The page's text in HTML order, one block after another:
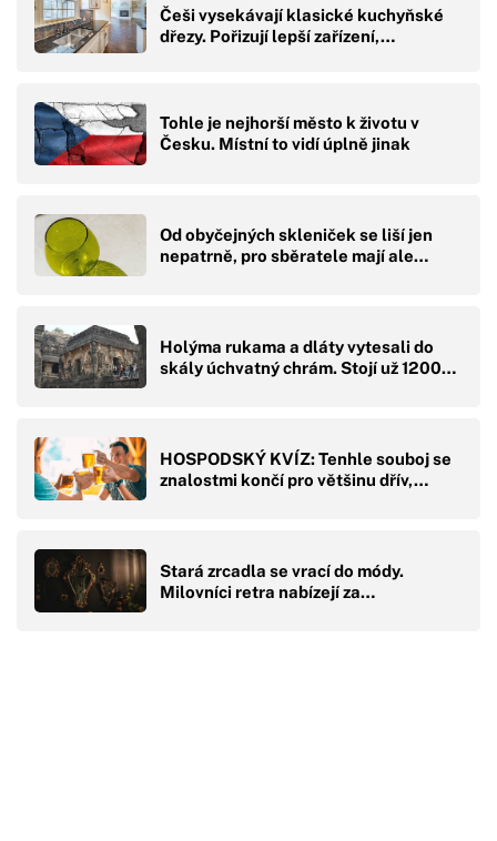
Češi vysekávají klasické kuchyňské
dřezy. Pořizují lepší zařízení,…
Tohle je nejhorší město k životu v
Česku. Místní to vidí úplně jinak
Od obyčejných skleniček se liší jen
nepatrně, pro sběratele mají ale…
Holýma rukama a dláty vytesali do
skály úchvatný chrám. Stojí už 1200…
HOSPODSKÝ KVÍZ: Tenhle souboj se
znalostmi končí pro většinu dřív,…
Stará zrcadla se vrací do módy.
Milovníci retra nabízejí za…